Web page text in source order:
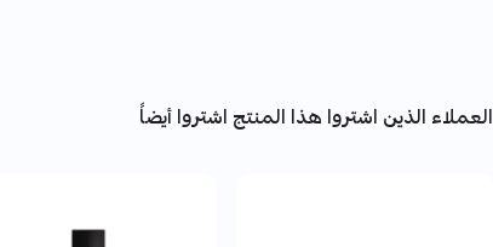
العملاء الذين اشتروا هذا المنتج اشتروا أيضاً